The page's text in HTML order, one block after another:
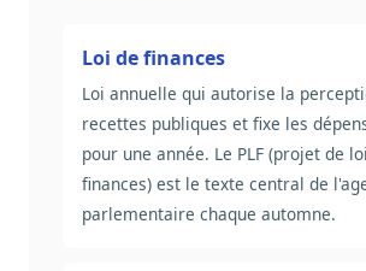
Loi de finances
Loi annuelle qui autorise la
recettes publiques et fixe les
pour une année. Le PLF (projet de
finances) est le texte central de
parlementaire chaque automne.